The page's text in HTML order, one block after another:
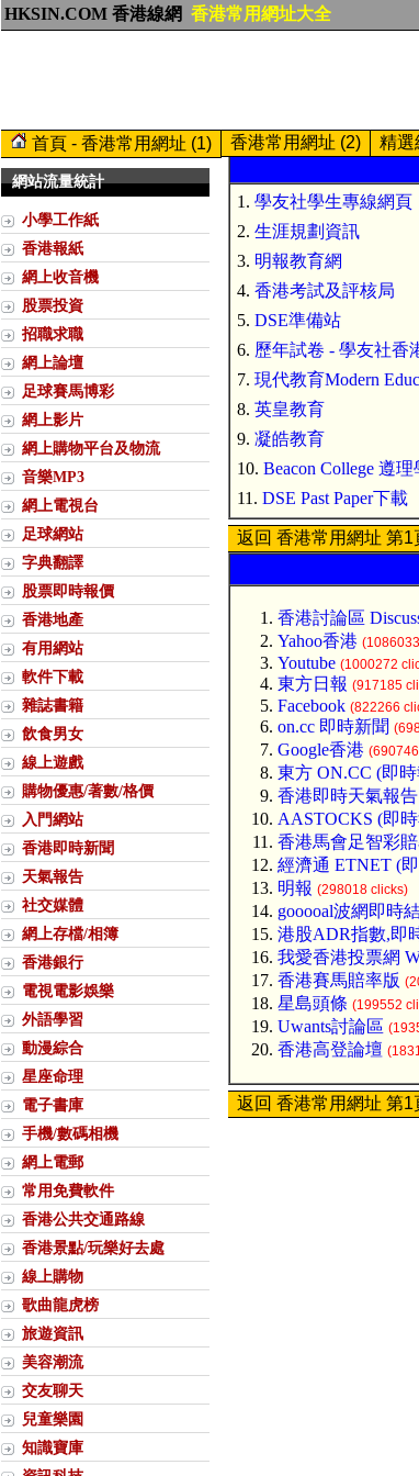
HKSIN.COM 香港線網 香港常用網址大全
首頁 - 香港常用網址 (1) 香港常用網址 (2) 精選
網站流量統計
小學工作紙
香港報紙
網上收音機
股票投資
招職求職
網上論壇
足球賽馬博彩
網上影片
網上購物平台及物流
音樂MP3
網上電視台
足球網站
字典翻譯
股票即時報價
香港地產
有用網站
軟件下載
雜誌書籍
飲食男女
線上遊戲
購物優惠/著數/格價
入門網站
香港即時新聞
天氣報告
社交媒體
網上存檔/相簿
香港銀行
電視電影娛樂
外語學習
動漫綜合
星座命理
電子書庫
手機/數碼相機
網上電郵
常用免費軟件
香港公共交通路線
香港景點/玩樂好去處
線上購物
歌曲龍虎榜
旅遊資訊
美容潮流
交友聊天
兒童樂園
知識寶庫
1. 學友社學生專線網頁
2. 生涯規劃資訊
3. 明報教育網
4. 香港考試及評核局
5. DSE準備站
6. 歷年試卷 - 學友社香
7. 現代教育Modern
8. 英皇教育
9. 凝皓教育
10. Beacon College 遵理
11. DSE Past Paper下載
返回 香港常用網址 第1
香港討論區
Yahoo香港
Youtube (1000272
東方日報 (917185
Facebook (822266
on.cc 即時新聞
Google香港
東方 ON.CC (即
香港即時天氣報告
AASTOCKS (即
香港馬會足智彩
經濟通 ETNET (
明報 (298018 clicks)
gooooal波網即時
港股ADR指數,即
我愛香港投票網
香港賽馬賠率版
星島頭條 (199552
Uwants討論區
香港高登論壇
返回 香港常用網址 第1